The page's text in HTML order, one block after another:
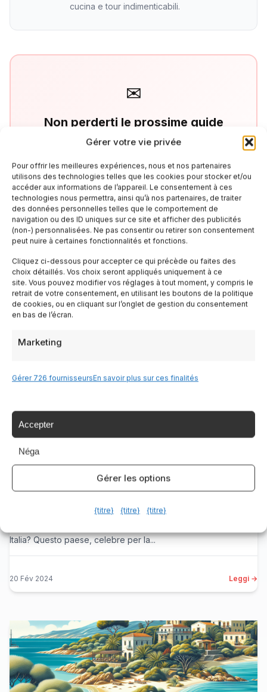
Gérer votre vie privée
Pour offrir les meilleures expériences, nous et nos partenaires
utilisons des technologies telles que les cookies pour stocker et/ou
accéder aux informations de l’appareil. Le consentement à ces
technologies nous permettra, ainsi qu’à nos partenaires, de traiter
des données personnelles telles que le comportement de
navigation ou des ID uniques sur ce site et afficher des publicités
(non-) personnalisées. Ne pas consentir ou retirer son consentement
peut nuire à certaines fonctionnalités et fonctions.
Cliquez ci-dessous pour accepter ce qui précède ou faites des
choix détaillés. Vos choix seront appliqués uniquement à ce
site. Vous pouvez modifier vos réglages à tout moment, y compris le
retrait de votre consentement, en utilisant les boutons de la politique
de cookies, ou en cliquant sur l’onglet de gestion du consentement
en bas de l’écran.
Marketing
Gérer 726 fournisseursEn savoir plus sur ces finalités
Accepter
Néga
Gérer les options
{titre} {titre} {titre}
cucina e tour indimenticabili.
✉
Non perderti le prossime guide
Iscriviti alla newsletter e ricevi consigli di viaggio,
Iscriviti
Où passer un week-end en Italie ? Voici
Italia? Questo paese, celebre per la...
20 Fév 2024 Leggi →